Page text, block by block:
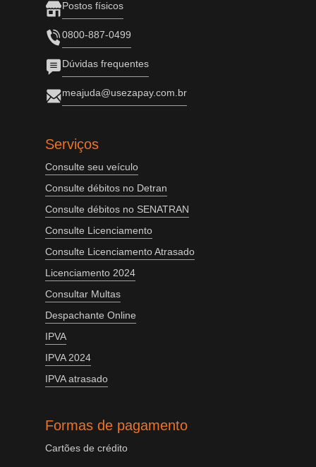
Postos físicos
0800-887-0499
Dúvidas frequentes
meajuda@usezapay.com.br
Serviços
Consulte seu veículo
Consulte débitos no Detran
Consulte débitos no SENATRAN
Consulte Licenciamento
Consulte Licenciamento Atrasado
Licenciamento 2024
Consultar Multas
Despachante Online
IPVA
IPVA 2024
IPVA atrasado
Formas de pagamento
Cartões de crédito